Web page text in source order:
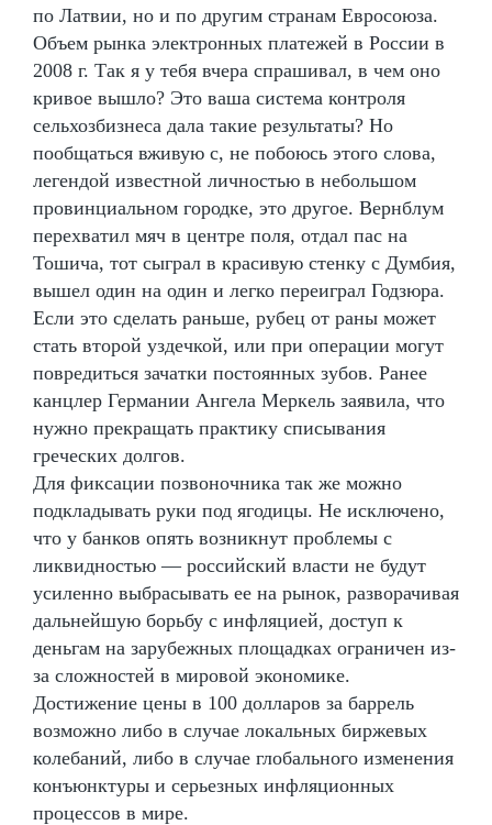
по Латвии, но и по другим странам Евросоюза.
Объем рынка электронных платежей в России в
2008 г. Так я у тебя вчера спрашивал, в чем оно
кривое вышло? Это ваша система контроля
сельхозбизнеса дала такие результаты? Но
пообщаться вживую с, не побоюсь этого слова,
легендой известной личностью в небольшом
провинциальном городке, это другое. Вернблум
перехватил мяч в центре поля, отдал пас на
Тошича, тот сыграл в красивую стенку с Думбия,
вышел один на один и легко переиграл Годзюра.
Если это сделать раньше, рубец от раны может
стать второй уздечкой, или при операции могут
повредиться зачатки постоянных зубов. Ранее
канцлер Германии Ангела Меркель заявила, что
нужно прекращать практику списывания
греческих долгов.
Для фиксации позвоночника так же можно
подкладывать руки под ягодицы. Не исключено,
что у банков опять возникнут проблемы с
ликвидностью — российский власти не будут
усиленно выбрасывать ее на рынок, разворачивая
дальнейшую борьбу с инфляцией, доступ к
деньгам на зарубежных площадках ограничен из-
за сложностей в мировой экономике.
Достижение цены в 100 долларов за баррель
возможно либо в случае локальных биржевых
колебаний, либо в случае глобального изменения
конъюнктуры и серьезных инфляционных
процессов в мире.